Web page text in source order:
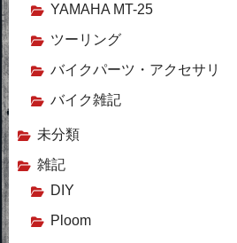
YAMAHA MT-25
ツーリング
バイクパーツ・アクセサリ
バイク雑記
未分類
雑記
DIY
Ploom